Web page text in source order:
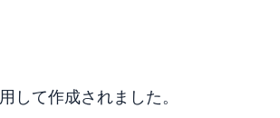
使用して英語から翻訳されており、人
して作成されました。